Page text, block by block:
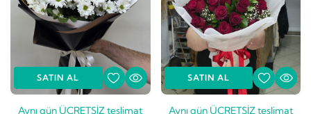
SATIN AL
Aynı gün ÜCRETSİZ teslimat
SATIN AL
Aynı gün ÜCRETSİZ teslimat